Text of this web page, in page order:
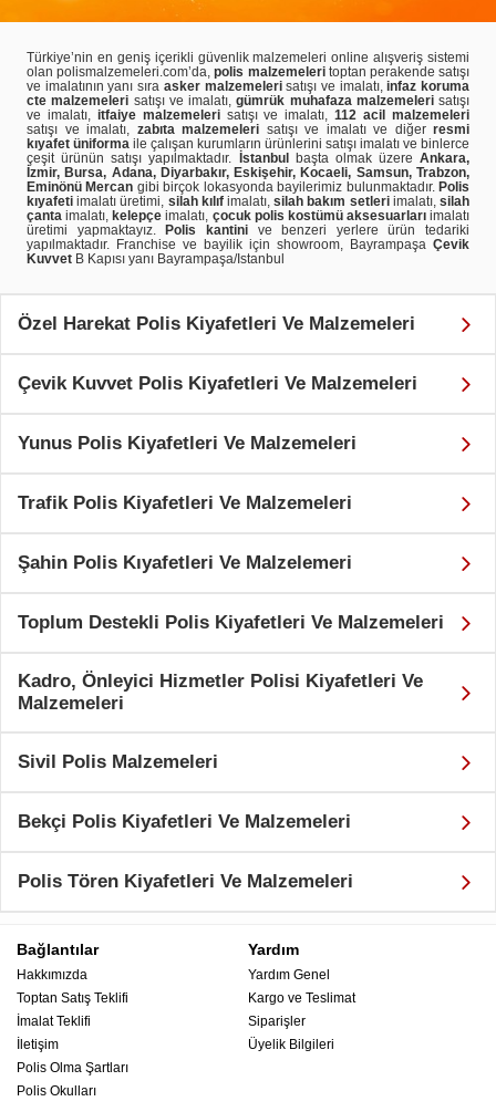
Türkiye’nin en geniş içerikli güvenlik malzemeleri online alışveriş sistemi
olan polismalzemeleri.com’da,polis malzemeleritoptan perakende satışı
ve imalatının yanı sıra asker malzemelerisatışı ve imalatı,infaz koruma
cte malzemeleri satışı ve imalatı,gümrük muhafaza malzemelerisatışı
ve imalatı, itfaiye malzemelerisatışı ve imalatı,112 acil malzemeleri
satışı ve imalatı, zabıta malzemeleri satışı ve imalatı ve diğer resmi
kıyafet üniforma ile çalışan kurumların ürünlerini satışı imalatı ve binlerce
çeşit ürünün satışı yapılmaktadır.
İstanbul başta olmak üzere Ankara,
İzmir, Bursa, Adana, Diyarbakır, Eskişehir, Kocaeli, Samsun, Trabzon,
Eminönü Mercan gibi birçok lokasyonda bayilerimiz bulunmaktadır. Polis
kıyafeti imalatı üretimi, silah kılıfimalatı,silah bakım setleriimalatı,silah
çanta imalatı, kelepçe imalatı, çocuk polis kostümü aksesuarlarıimalatı
üretimi yapmaktayız.
Polis kantinive benzeri yerlere ürün tedariki
yapılmaktadır. Franchise ve bayilik için showroom, Bayrampaşa Çevik
Kuvvet B Kapısı yanı Bayrampaşa/Istanbul
Özel Harekat Polis Kiyafetleri Ve Malzemeleri
Çevik Kuvvet Polis Kiyafetleri Ve Malzemeleri
Yunus Polis Kiyafetleri Ve Malzemeleri
Trafik Polis Kiyafetleri Ve Malzemeleri
Şahin Polis Kıyafetleri Ve Malzelemeri
Toplum Destekli Polis Kiyafetleri Ve Malzemeleri
Kadro, Önleyici Hizmetler Polisi Kiyafetleri Ve
Malzemeleri
Sivil Polis Malzemeleri
Bekçi Polis Kiyafetleri Ve Malzemeleri
Polis Tören Kiyafetleri Ve Malzemeleri
Bağlantılar
Hakkımızda
Toptan Satış Teklifi
İmalat Teklifi
İletişim
Polis Olma Şartları
Polis Okulları
Yardım
Yardım Genel
Kargo ve Teslimat
Siparişler
Üyelik Bilgileri